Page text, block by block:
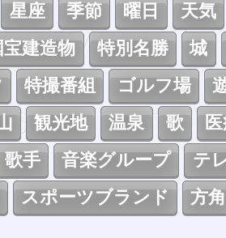
星座 季節 曜日
天気
宝建造物 特別名勝
城
特撮番組 ゴルフ場
観光地 温泉 歌
歌手 音楽グループ
テ
スポーツブランド 方角